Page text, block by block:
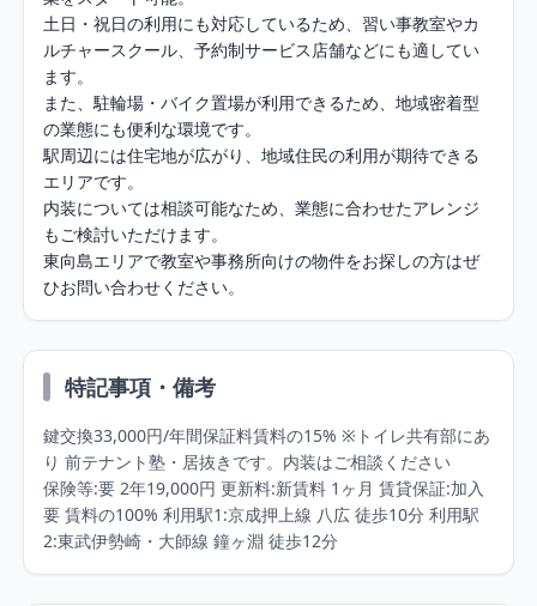
土日・祝日の利用にも対応しているため、習い事教室やカ
ルチャースクール、予約制サービス店舗などにも適してい
ます。
また、駐輪場・バイク置場が利用できるため、地域密着型
の業態にも便利な環境です。
駅周辺には住宅地が広がり、地域住民の利用が期待できる
エリアです。
内装については相談可能なため、業態に合わせたアレンジ
もご検討いただけます。
東向島エリアで教室や事務所向けの物件をお探しの方はぜ
ひお問い合わせください。
特記事項・備考
鍵交換33,000円/年間保証料賃料の15% ※トイレ共有部にあ
り 前テナント塾・居抜きです。内装はご相談ください
保険等:要 2年19,000円 更新料:新賃料 1ヶ月 賃貸保証:加入
要 賃料の100% 利用駅1:京成押上線 八広 徒歩10分 利用駅
2:東武伊勢崎・大師線 鐘ヶ淵 徒歩12分